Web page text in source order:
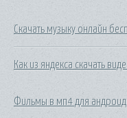
Скачать музыку онлайн
Как из яндекса скачать
Фильмы в мп4 для андроид